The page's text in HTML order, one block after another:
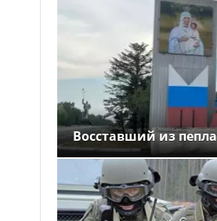
Восставший из пепла